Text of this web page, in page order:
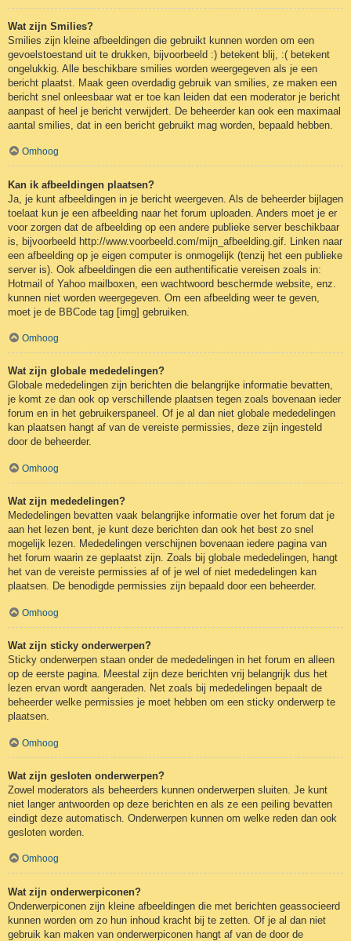
Wat zijn Smilies?
Smilies zijn kleine afbeeldingen die gebruikt kunnen worden om een
gevoelstoestand uit te drukken, bijvoorbeeld :) betekent blij, :( betekent
ongelukkig. Alle beschikbare smilies worden weergegeven als je een
bericht plaatst. Maak geen overdadig gebruik van smilies, ze maken een
bericht snel onleesbaar wat er toe kan leiden dat een moderator je bericht
aanpast of heel je bericht verwijdert. De beheerder kan ook een maximaal
aantal smilies, dat in een bericht gebruikt mag worden, bepaald hebben.
Omhoog
Kan ik afbeeldingen plaatsen?
Ja, je kunt afbeeldingen in je bericht weergeven. Als de beheerder bijlagen
toelaat kun je een afbeelding naar het forum uploaden. Anders moet je er
voor zorgen dat de afbeelding op een andere publieke server beschikbaar
is, bijvoorbeeld http://www.voorbeeld.com/mijn_afbeelding.gif. Linken naar
een afbeelding op je eigen computer is onmogelijk (tenzij het een publieke
server is). Ook afbeeldingen die een authentificatie vereisen zoals in:
Hotmail of Yahoo mailboxen, een wachtwoord beschermde website, enz.
kunnen niet worden weergegeven. Om een afbeelding weer te geven,
moet je de BBCode tag [img] gebruiken.
Omhoog
Wat zijn globale mededelingen?
Globale mededelingen zijn berichten die belangrijke informatie bevatten,
je komt ze dan ook op verschillende plaatsen tegen zoals bovenaan ieder
forum en in het gebruikerspaneel. Of je al dan niet globale mededelingen
kan plaatsen hangt af van de vereiste permissies, deze zijn ingesteld
door de beheerder.
Omhoog
Wat zijn mededelingen?
Mededelingen bevatten vaak belangrijke informatie over het forum dat je
aan het lezen bent, je kunt deze berichten dan ook het best zo snel
mogelijk lezen. Mededelingen verschijnen bovenaan iedere pagina van
het forum waarin ze geplaatst zijn. Zoals bij globale mededelingen, hangt
het van de vereiste permissies af of je wel of niet mededelingen kan
plaatsen. De benodigde permissies zijn bepaald door een beheerder.
Omhoog
Wat zijn sticky onderwerpen?
Sticky onderwerpen staan onder de mededelingen in het forum en alleen
op de eerste pagina. Meestal zijn deze berichten vrij belangrijk dus het
lezen ervan wordt aangeraden. Net zoals bij mededelingen bepaalt de
beheerder welke permissies je moet hebben om een sticky onderwerp te
plaatsen.
Omhoog
Wat zijn gesloten onderwerpen?
Zowel moderators als beheerders kunnen onderwerpen sluiten. Je kunt
niet langer antwoorden op deze berichten en als ze een peiling bevatten
eindigt deze automatisch. Onderwerpen kunnen om welke reden dan ook
gesloten worden.
Omhoog
Wat zijn onderwerpiconen?
Onderwerpiconen zijn kleine afbeeldingen die met berichten geassocieerd
kunnen worden om zo hun inhoud kracht bij te zetten. Of je al dan niet
gebruik kan maken van onderwerpiconen hangt af van de door de